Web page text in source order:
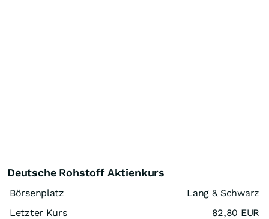
Deutsche Rohstoff Aktienkurs
Börsenplatz
Lang & Schwarz
Letzter Kurs
82,80 EUR